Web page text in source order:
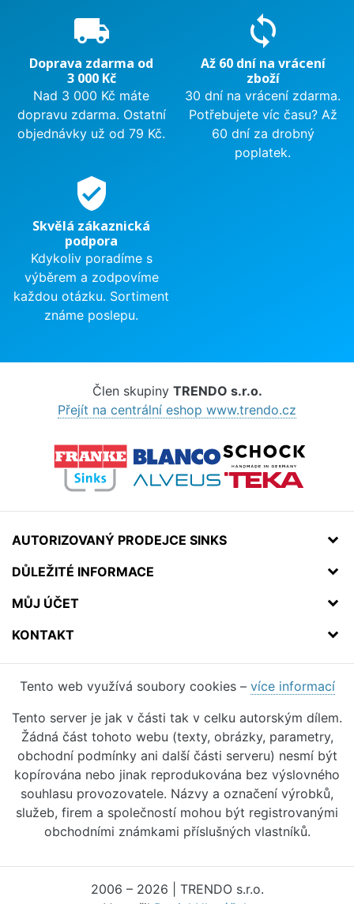
local_shipping
Doprava zdarma od
3 000 Kč
Nad 3 000 Kč máte
dopravu zdarma. Ostatní
objednávky už od 79 Kč.
sync
Až 60 dní na vrácení
zboží
30 dní na vrácení zdarma.
Potřebujete víc času? Až
60 dní za drobný
poplatek.
verified_user
Skvělá zákaznická
podpora
Kdykoliv poradíme s
výběrem a zodpovíme
každou otázku. Sortiment
známe poslepu.
Člen skupiny TRENDO s.r.o.
Přejít na centrální eshop www.trendo.cz
AUTORIZOVANÝ PRODEJCE SINKS
DŮLEŽITÉ INFORMACE
MŮJ ÚČET
KONTAKT
Tento web využívá soubory cookies – více informací
Tento server je jak v části tak v celku autorským dílem.
Žádná část tohoto webu (texty, obrázky, parametry,
obchodní podmínky ani další části serveru) nesmí být
kopírována nebo jinak reprodukována bez výslovného
souhlasu provozovatele. Názvy a označení výrobků,
služeb, firem a společností mohou být registrovanými
obchodními známkami příslušných vlastníků.
2006 – 2026 | TRENDO s.r.o.